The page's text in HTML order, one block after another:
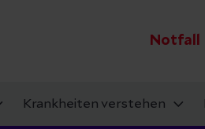
Notfall
Krankheiten verstehen